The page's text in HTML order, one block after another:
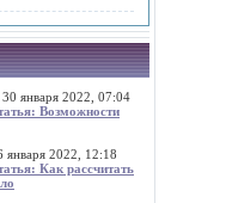
, 30 января 2022, 07:04
Возможности
января 2022, 12:18
Как рассчитать